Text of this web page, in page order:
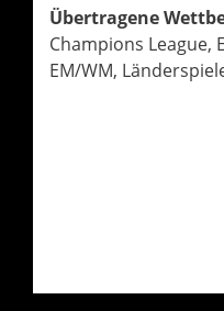
Übertragene
Champions League,
EM/WM,